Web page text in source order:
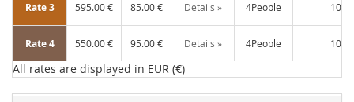
Rate 3 595.00 € 85.00 € Details » 4People 10.00
Rate 4 550.00 € 95.00 € Details » 4People 10.00
All rates are displayed in EUR (€)